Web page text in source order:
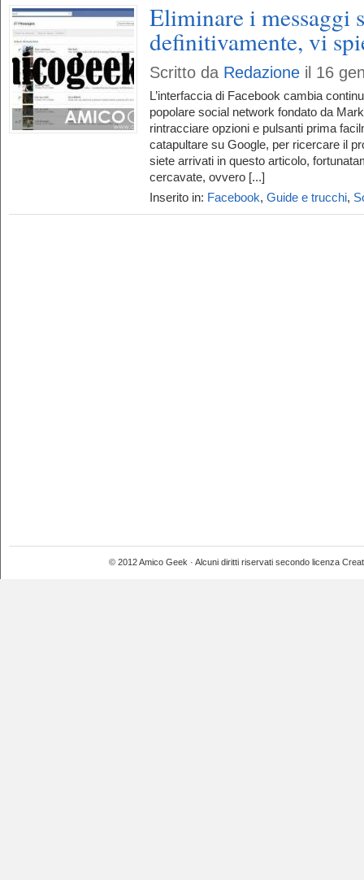
Eliminare i messaggi
definitivamente, vi
Scritto da Redazione il 16
L’interfaccia di Facebook cambia
popolare social network fondato da
rintracciare opzioni e pulsanti prima
catapultare su Google, per ricercare il
siete arrivati in questo articolo,
cercavate, ovvero [...]
Inserito in: Facebook, Guide e trucchi,
© 2012 Amico Geek · Alcuni diritti riservati secondo licenza